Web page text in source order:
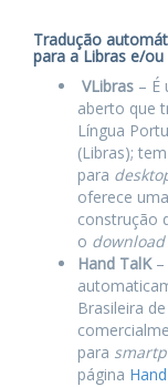
Tradução
para a Libras e/
VLibras – É
aberto que
Língua
(Libras);
para
oferece
construção
o download
Hand TalK–
Brasileira
para
página